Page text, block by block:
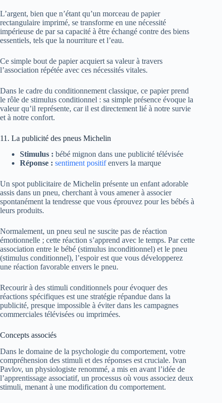
L’argent, bien que n’étant qu’un morceau de papier
rectangulaire imprimé, se transforme en une nécessité
impérieuse de par sa capacité à être échangé contre des biens
essentiels, tels que la nourriture et l’eau.
Ce simple bout de papier acquiert sa valeur à travers
l’association répétée avec ces nécessités vitales.
Dans le cadre du conditionnement classique, ce papier prend
le rôle de stimulus conditionnel : sa simple présence évoque la
valeur qu’il représente, car il est directement lié à notre survie
et à notre confort.
11. La publicité des pneus Michelin
Stimulus : bébé mignon dans une publicité télévisée
Réponse : sentiment positifenvers la marque
Un spot publicitaire de Michelin présente un enfant adorable
assis dans un pneu, cherchant à vous amener à associer
spontanément la tendresse que vous éprouvez pour les bébés à
leurs produits.
Normalement, un pneu seul ne suscite pas de réaction
émotionnelle ; cette réaction s’apprend avec le temps. Par cette
association entre le bébé (stimulus inconditionnel) et le pneu
(stimulus conditionnel), l’espoir est que vous développerez
une réaction favorable envers le pneu.
Recourir à des stimuli conditionnels pour évoquer des
réactions spécifiques est une stratégie répandue dans la
publicité, presque impossible à éviter dans les campagnes
commerciales télévisées ou imprimées.
Concepts associés
Dans le domaine de la psychologie du comportement, votre
compréhension des stimuli et des réponses est cruciale. Ivan
Pavlov, un physiologiste renommé, a mis en avant l’idée de
l’apprentissage associatif, un processus où vous associez deux
stimuli, menant à une modification du comportement.